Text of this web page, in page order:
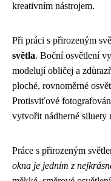
kreativním nástrojem.
Při práci s přirozeným
světla. Boční osvětlení
modelují obličej a
ploché, rovnoměrné
Protisviťové
vytvořit nádherné siluety
Práce s přirozeným
okna je jedním z